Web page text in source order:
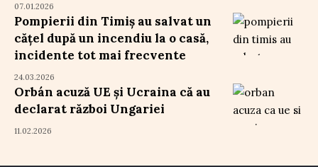
07.01.2026
Pompierii din Timiș au salvat un
cățel după un incendiu la o casă,
incidente tot mai frecvente
24.03.2026
Orbán acuză UE și Ucraina că au
declarat război Ungariei
11.02.2026